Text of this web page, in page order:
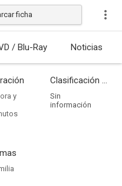
Estrenada
ficha
/ Blu-Ray Noticias
y
Clasificación por edades
Sin
información